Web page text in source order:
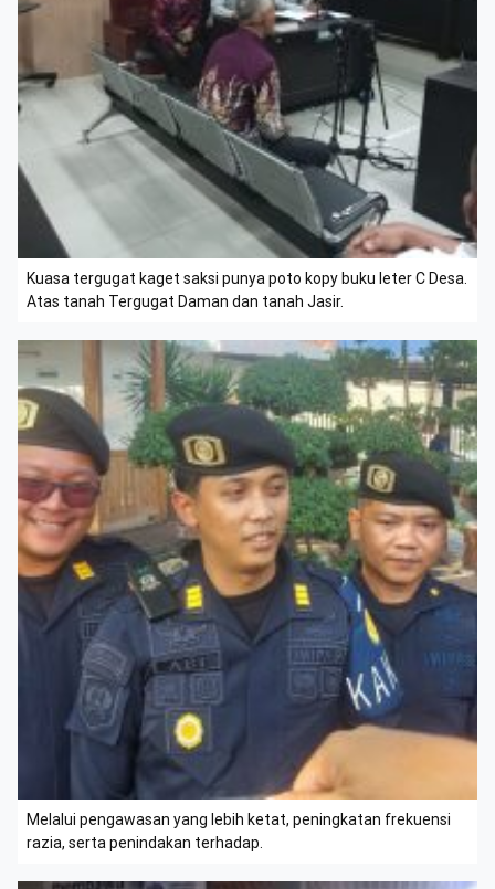
Kuasa tergugat kaget saksi punya poto kopy buku leter C Desa.
Atas tanah Tergugat Daman dan tanah Jasir.
Melalui pengawasan yang lebih ketat, peningkatan frekuensi
razia, serta penindakan terhadap.